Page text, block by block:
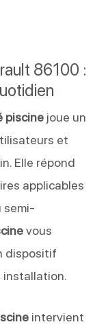
86100 :
piscinejoue un
et
Elle répond
applicables
semi-
vous
dispositif
intervient